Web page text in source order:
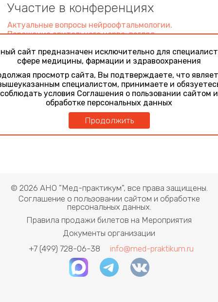
Участие в конференциях
Актуальные вопросы нейроофтальмологии.
Поражение зрительного нерва: взгляд
инфекциониста, нейрохирурга
28 января 2022
Сложности диагностики и дифференциальной
диагностики, с которыми встречается
нейроофтальмолог
© 2026 АНО "Мед-практикум", все права защищены.
Соглашение о пользовании сайтом и обработке
персональных данных.
Правила продажи билетов на Мероприятия
Документы организации
+7 (499) 728-06-38
info@med-praktikum.ru
сайт предназначен исключительно для
сфере медицины, фармации и здравоохранения
просмотр сайта, Вы подтверждаете, что
специалистом, принимаете и
соблюдать условия Соглашения о пользовании сайтом и
обработке персональных данных
Продолжить